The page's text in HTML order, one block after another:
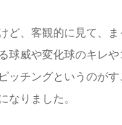
ど、客観的に見て、
球威や変化球のキレ
ッチングというのが
なりました。